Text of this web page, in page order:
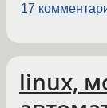
17
linux,